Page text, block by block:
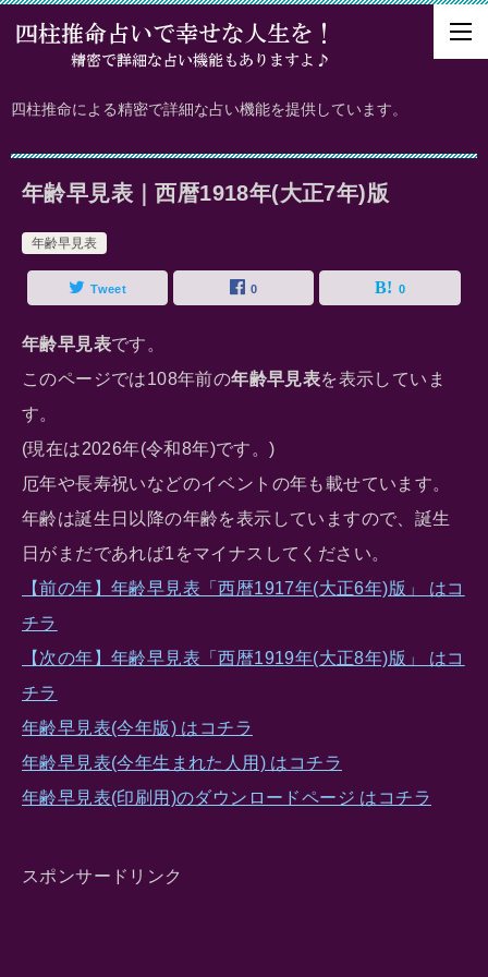
四柱推命による精密で詳細な占い機能を提供しています。
年齢早見表｜西暦1918年(大正7年)版
年齢早見表
Tweet 0 0
年齢早見表です。
このページでは108年前の年齢早見表を表示していま
す。
(現在は2026年(令和8年)です。)
厄年や長寿祝いなどのイベントの年も載せています。
年齢は誕生日以降の年齢を表示していますので、誕生
日がまだであれば1をマイナスしてください。
【前の年】年齢早見表「西暦1917年(大正6年)版」 はコ
チラ
【次の年】年齢早見表「西暦1919年(大正8年)版」 はコ
チラ
年齢早見表(今年版) はコチラ
年齢早見表(今年生まれた人用) はコチラ
年齢早見表(印刷用)のダウンロードページ はコチラ
スポンサードリンク